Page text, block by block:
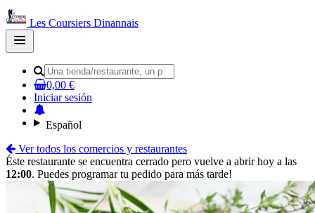
Les Coursiers Dinannais
Open
main
0,00 €
Iniciar sesión
Español
Ver todos los comercios y restaurantes
Éste restaurante se encuentra cerrado pero vuelve a abrir hoy a las
12:00. Puedes programar tu pedido para más tarde!